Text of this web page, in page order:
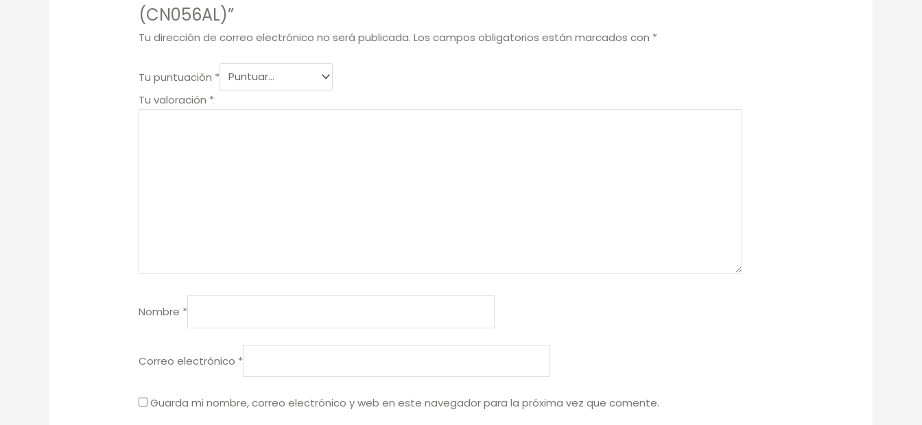
(CN056AL)”
Tu dirección de correo electrónico no será publicada. Los campos obligatorios están marcados con *
Tu puntuación *
Tu valoración *
Nombre *
Correo electrónico *
Guarda mi nombre, correo electrónico y web en este navegador para la próxima vez que comente.